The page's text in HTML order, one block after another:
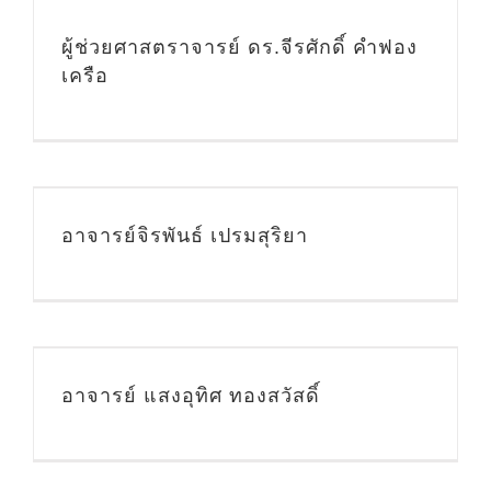
ผู้ช่วยศาสตราจารย์ ดร.จีรศักดิ์ คำฟอง
เครือ
อาจารย์จิรพันธ์ เปรมสุริยา
อาจารย์ แสงอุทิศ ทองสวัสดิ์